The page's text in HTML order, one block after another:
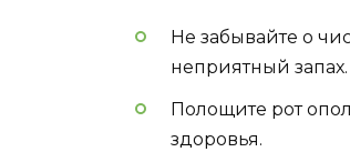
Не забывайте о
неприятный запах.
Полощите рот
здоровья.